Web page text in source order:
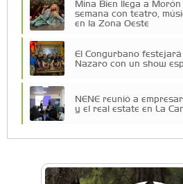
Mina Bien llega a
semana con teatro,
en la Zona Oeste
El Congurbano
Nazaro con un show
NENE reunió a
y el real estate en La